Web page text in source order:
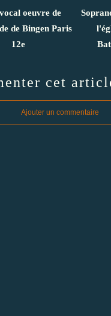
oeuvre de
de Bingen Paris
12e
cet
Ajouter un commentaire